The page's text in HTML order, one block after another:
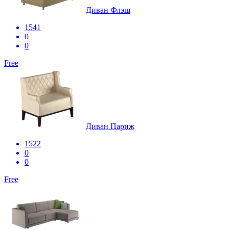
Диван Флэш
1541
0
0
Free
Диван Париж
1522
0
0
Free